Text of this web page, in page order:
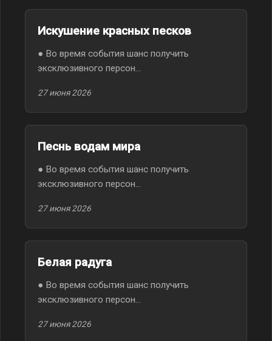
Искушение красных песков
● Во время события шанс получить
эксклюзивного персон...
27 июня 2026
Песнь водам мира
● Во время события шанс получить
эксклюзивного персон...
27 июня 2026
Белая радуга
● Во время события шанс получить
эксклюзивного персон...
27 июня 2026